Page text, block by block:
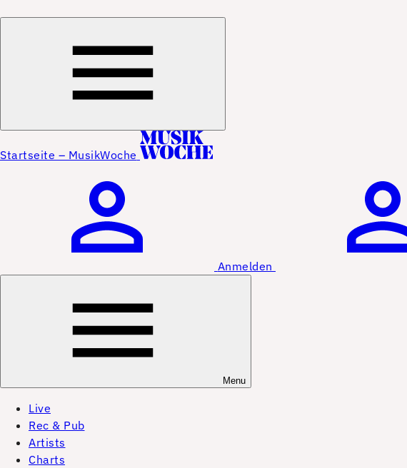
Startseite – MusikWoche
Anmelden
Menu
Live
Rec & Pub
Artists
Charts